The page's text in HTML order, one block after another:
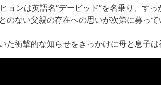
ョンは英語名“デービッド”を名乗り、す
のない父親の存在への思いが次第に募って
た衝撃的な知らせをきっかけに母と息子